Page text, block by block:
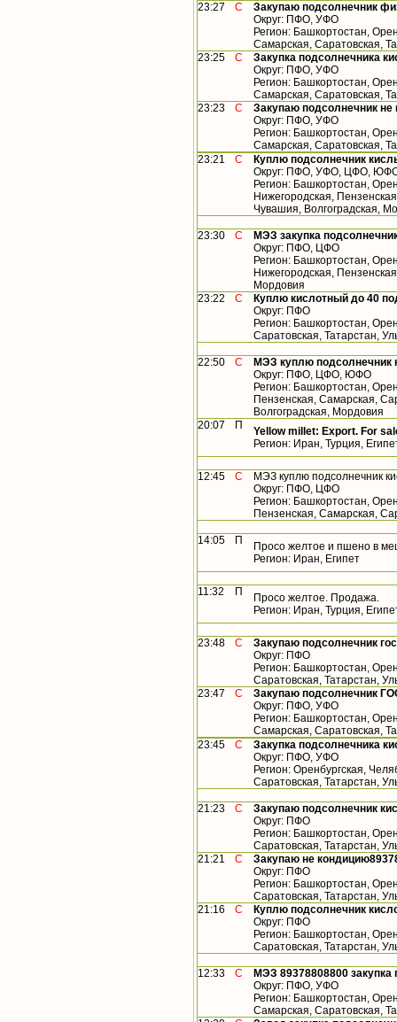
23:27 С
Закупаю подсолнечник
Округ: ПФО, УФО
Регион: Башкортостан,
Самарская, Саратовская,
23:25
С
Закупка подсолнечника
Округ: ПФО, УФО
Регион: Башкортостан,
Самарская, Саратовская,
23:23
С
Закупаю подсолнечник
Округ: ПФО, УФО
Регион: Башкортостан,
Самарская, Саратовская,
23:21
С
Куплю подсолнечник
Округ: ПФО, УФО, ЦФО,
Регион: Башкортостан,
Нижегородская,
Чувашия, Волгоградская,
23:30 С
МЭЗ закупка
Округ: ПФО, ЦФО
Регион: Башкортостан,
Нижегородская,
Мордовия
23:22
С
Куплю кислотный до 40
Округ: ПФО
Регион: Башкортостан,
Саратовская, Татарстан,
22:50 С
МЭЗ куплю подсолнечник
Округ: ПФО, ЦФО, ЮФО
Регион: Башкортостан,
Пензенская, Самарская,
Волгоградская, Мордовия
20:07
П Yellow millet: Export. For
Регион: Иран, Турция,
12:45 С
МЭЗ куплю подсолнечник
Округ: ПФО, ЦФО
Регион: Башкортостан,
Пензенская, Самарская,
14:05 П
Просо желтое и пшено в
Регион: Иран, Египет
11:32 П
Просо желтое. Продажа.
Регион: Иран, Турция,
23:48 С
Закупаю подсолнечник
Округ: ПФО
Регион: Башкортостан,
Саратовская, Татарстан,
23:47
С
Закупаю подсолнечник
Округ: ПФО, УФО
Регион: Башкортостан,
Самарская, Саратовская,
23:45
С
Закупка подсолнечника
Округ: ПФО, УФО
Регион: Оренбургская,
Саратовская, Татарстан,
21:23 С
Закупаю подсолнечник
Округ: ПФО
Регион: Башкортостан,
Саратовская, Татарстан,
21:21
С
Закупаю не
Округ: ПФО
Регион: Башкортостан,
Саратовская, Татарстан,
21:16
С
Куплю подсолнечник
Округ: ПФО
Регион: Башкортостан,
Саратовская, Татарстан,
12:33 С
МЭЗ 89378808800
Округ: ПФО, УФО
Регион: Башкортостан,
Самарская, Саратовская,